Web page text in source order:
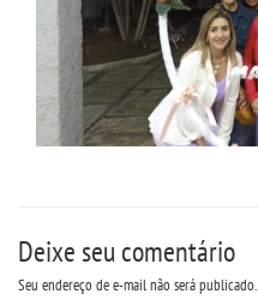
Deixe seu comentário
Seu endereço de e-mail não será publicado.